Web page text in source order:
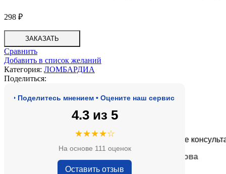
298 ₽
ЗАКАЗАТЬ
Сравнить
Добавить в список желаний
Категория: ЛОМБАРДИА
Поделиться:
мнением • Оцените наш сервис
4.3 из 5
★★★★☆
На основе 111 оценок
Оставить отзыв
адекватные цены.
★★★★★
Очень приятные консультанты